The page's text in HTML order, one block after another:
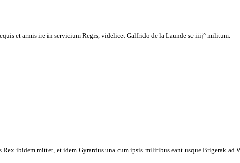
et armis ire in servicium Regis, videlicet Galfrido de la Launde se iiij° militum.
ibidem mittet, et idem Gyrardus una cum ipsis militibus eant usque Brigerak ad